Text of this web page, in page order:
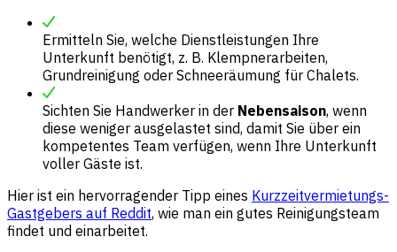
Ermitteln Sie, welche Dienstleistungen Ihre
Unterkunft benötigt, z. B. Klempnerarbeiten,
Grundreinigung oder Schneeräumung für Chalets.
Sichten Sie Handwerker in der Nebensaison, wenn
diese weniger ausgelastet sind, damit Sie über ein
kompetentes Team verfügen, wenn Ihre Unterkunft
voller Gäste ist.
Hier ist ein hervorragender Tipp eines Kurzzeitvermietungs-
Gastgebers auf Reddit, wie man ein gutes Reinigungsteam
findet und einarbeitet.